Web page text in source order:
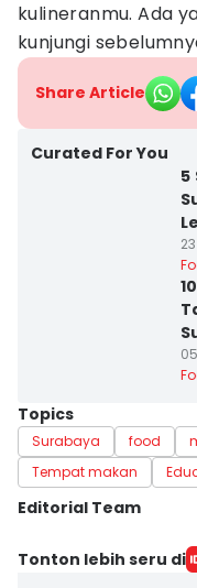
kulineranmu. Ada
kunjungi
Share Article
Curated For You
5
Topics
Surabaya food
Tempat makan
Editorial Team
Editor
Tonton lebih seru di